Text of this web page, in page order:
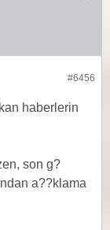
#6456
haberlerin
son g?
a??klama